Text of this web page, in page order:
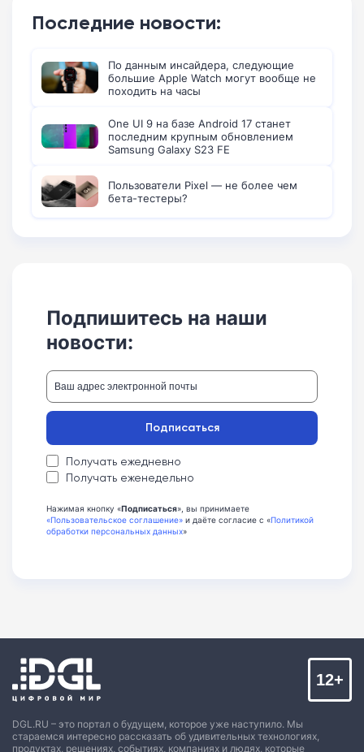
Последние новости:
По данным инсайдера, следующие
большие Apple Watch могут вообще не
походить на часы
One UI 9 на базе Android 17 станет
последним крупным обновлением
Samsung Galaxy S23 FE
Пользователи Pixel — не более чем
бета-тестеры?
Подпишитесь на наши
новости:
Получать ежедневно
Получать еженедельно
Подписаться
Нажимая кнопку «Подписаться», вы принимаете
«Пользовательское соглашение» и даёте согласие с «Политикой
обработки персональных данных»
DGL.RU – это портал о будущем, которое уже наступило. Мы
стараемся интересно рассказать об удивительных технологиях,
продуктах, решениях, событиях, компаниях и людях, которые
12+